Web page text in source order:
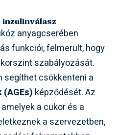
inzulinválasz
anyagcserében
funkciói, felmerült, hogy
szabályozását.
segíthet csökkenteni a
képződését. Az
a cukor és a
a szervezetben,